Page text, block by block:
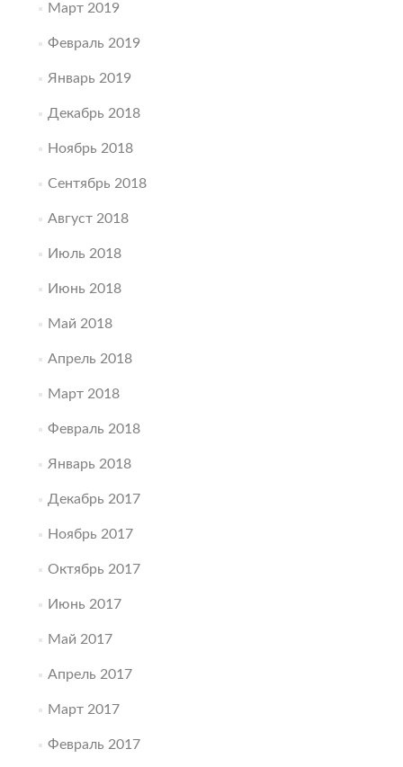
Март 2019
Февраль 2019
Январь 2019
Декабрь 2018
Ноябрь 2018
Сентябрь 2018
Август 2018
Июль 2018
Июнь 2018
Май 2018
Апрель 2018
Март 2018
Февраль 2018
Январь 2018
Декабрь 2017
Ноябрь 2017
Октябрь 2017
Июнь 2017
Май 2017
Апрель 2017
Март 2017
Февраль 2017